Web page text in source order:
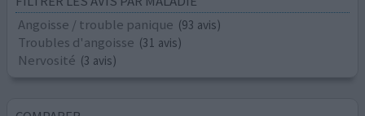
Angoisse / trouble panique (93 avis)
Troubles d'angoisse (31 avis)
Nervosité (3 avis)